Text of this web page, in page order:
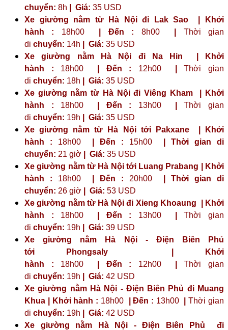
chuyển: 8h Giá: 35 USD
Xe giường nằm từ Hà Nội đi Lak Sao | Khởi
hành : 18h00| Đến : 8h00| Thời gian
di chuyển: 14h Giá: 35 USD
Xe giường nằm Hà Nội đi Na Hin | Khởi
hành : 18h00 | Đến : 12h00|Thời gian
di chuyển: 18h Giá: 35 USD
Xe giường nằm từ Hà Nội đi Viêng Kham | Khởi
hành : 18h00 | Đến : 13h00|Thời gian
di chuyển: 19h Giá: 35 USD
Xe giường nằm từ Hà Nội tới Pakxane | Khởi
hành : 18h00 | Đến : 15h00 | Thời gian di
chuyển: 21 giờ | Giá: 35 USD
Xe giường nằm từ Hà Nội tới Luang Prabang | Khởi
hành : 18h00 | Đến : 20h00 | Thời gian di
chuyển: 26 giờ | Giá: 53 USD
Xe giường nằm từ Hà Nội đi Xieng Khoaung | Khởi
hành : 18h00 | Đến : 13h00|Thời gian
di chuyển: 19h Giá: 39 USD
Xe giường nằm Hà Nội - Điện Biên Phủ
tới
Phongsaly | Khởi
hành : 18h00 | Đến : 12h00|Thời gian
di chuyển: 19h Giá: 42 USD
Xe giường nằm Hà Nội - Điện Biên Phủ đi Muang
Khua | Khởi hành : 18h00| Đến : 13h00|Thời gian
di chuyển: 19h Giá: 42 USD
Xe giường nằm Hà Nội - Điện Biên Phủ đi